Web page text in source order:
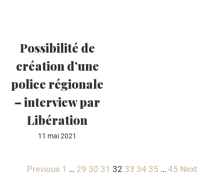
Possibilité de
création d’une
police régionale
– interview par
Libération
11 mai 2021
Previous 1 … 29 30 31 32 33 34 35 … 45 Next